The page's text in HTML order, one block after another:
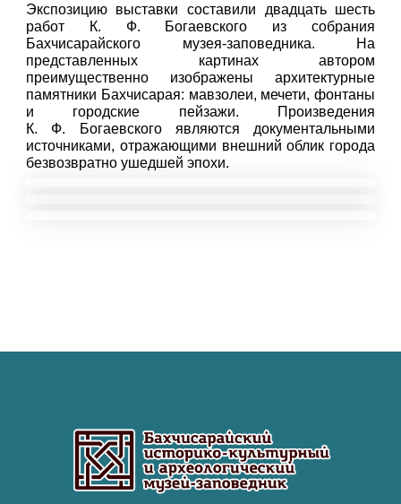
Экспозицию выставки составили двадцать шесть
работ К. Ф. Богаевского из собрания
Бахчисарайского музея-заповедника. На
представленных картинах автором
преимущественно изображены архитектурные
памятники Бахчисарая: мавзолеи, мечети, фонтаны
и городские пейзажи. Произведения
К. Ф. Богаевского являются документальными
источниками, отражающими внешний облик города
безвозвратно ушедшей эпохи.